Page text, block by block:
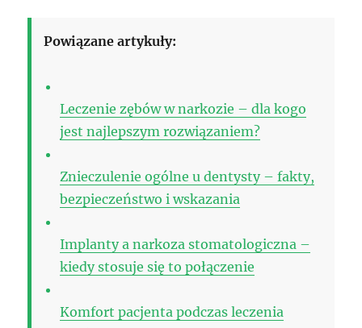
Powiązane artykuły:
Leczenie zębów w narkozie – dla kogo
jest najlepszym rozwiązaniem?
Znieczulenie ogólne u dentysty – fakty,
bezpieczeństwo i wskazania
Implanty a narkoza stomatologiczna –
kiedy stosuje się to połączenie
Komfort pacjenta podczas leczenia